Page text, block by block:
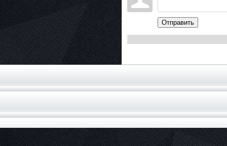
Отправить